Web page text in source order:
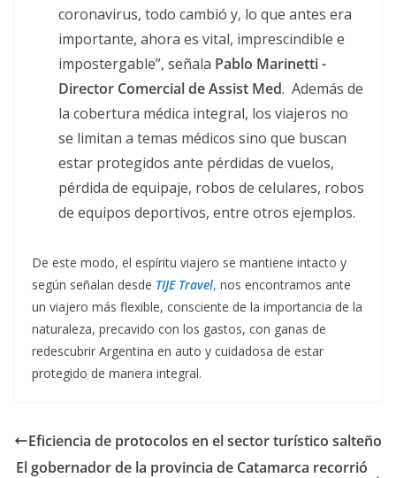
coronavirus, todo cambió y, lo que antes era
importante, ahora es vital, imprescindible e
impostergable”, señala Pablo Marinetti -
Director Comercial de Assist Med. Además de
la cobertura médica integral, los viajeros no
se limitan a temas médicos sino que buscan
estar protegidos ante pérdidas de vuelos,
pérdida de equipaje, robos de celulares, robos
de equipos deportivos, entre otros ejemplos.
De este modo, el espíritu viajero se mantiene intacto y
según señalan desde TIJE Travel, nos encontramos ante
un viajero más flexible, consciente de la importancia de la
naturaleza, precavido con los gastos, con ganas de
redescubrir Argentina en auto y cuidadosa de estar
protegido de manera integral.
Eficiencia de protocolos en el sector turístico salteño
El gobernador de la provincia de Catamarca recorrió